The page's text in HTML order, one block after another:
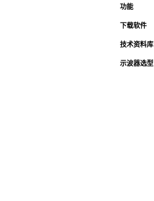
功能
下载软件
技术资料库
示波器选型